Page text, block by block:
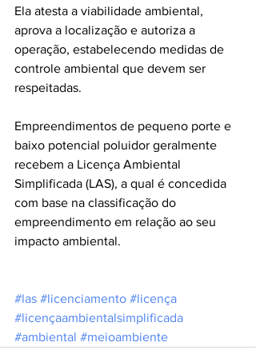
Ela atesta a viabilidade ambiental,
aprova a localização e autoriza a
operação, estabelecendo medidas de
controle ambiental que devem ser
respeitadas.
Empreendimentos de pequeno porte e
baixo potencial poluidor geralmente
recebem a Licença Ambiental
Simplificada (LAS), a qual é concedida
com base na classificação do
empreendimento em relação ao seu
impacto ambiental.
#las #licenciamento #licença
#licençaambientalsimplificada
#ambiental #meioambiente